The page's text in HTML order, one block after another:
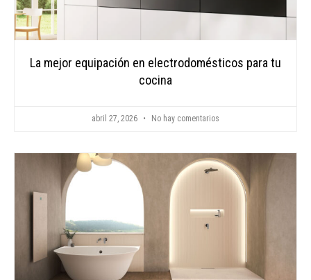
La mejor equipación en electrodomésticos para tu
cocina
abril 27, 2026 No hay comentarios